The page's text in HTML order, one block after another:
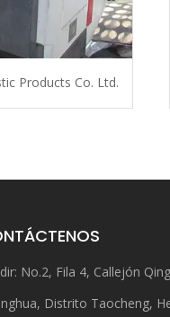
Products Co. Ltd.
No.2, Fila 4, Callejón
Distrito Taocheng,